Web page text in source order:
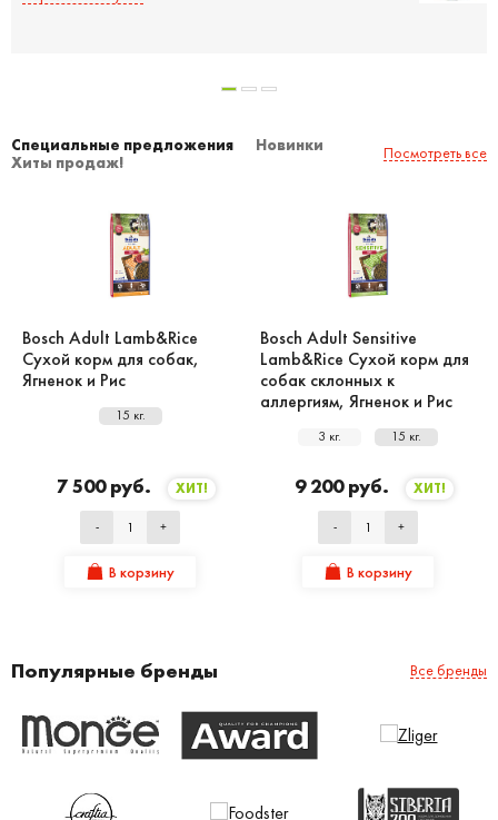
Специальные предложения
Новинки
Хиты продаж!
Посмотреть все
Bosch Adult Lamb&Rice
Сухой корм для собак,
Ягненок и Рис
15 кг.
7 500 руб. ХИТ!
- +
В корзину
Bosch Adult Sensitive
Lamb&Rice Сухой корм для
собак склонных к
аллергиям, Ягненок и Рис
3 кг. 15 кг.
9 200 руб. ХИТ!
- +
В корзину
Популярные бренды Все бренды